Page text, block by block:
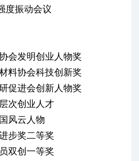
度振动会议
会发明创业人物奖
料协会科技创新奖
促进会创新人物奖
次创业人才
风云人物
步奖二等奖
双创一等奖